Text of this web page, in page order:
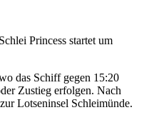
Princess startet um
das Schiff gegen 15:20
Zustieg erfolgen. Nach
Lotseninsel Schleimünde.